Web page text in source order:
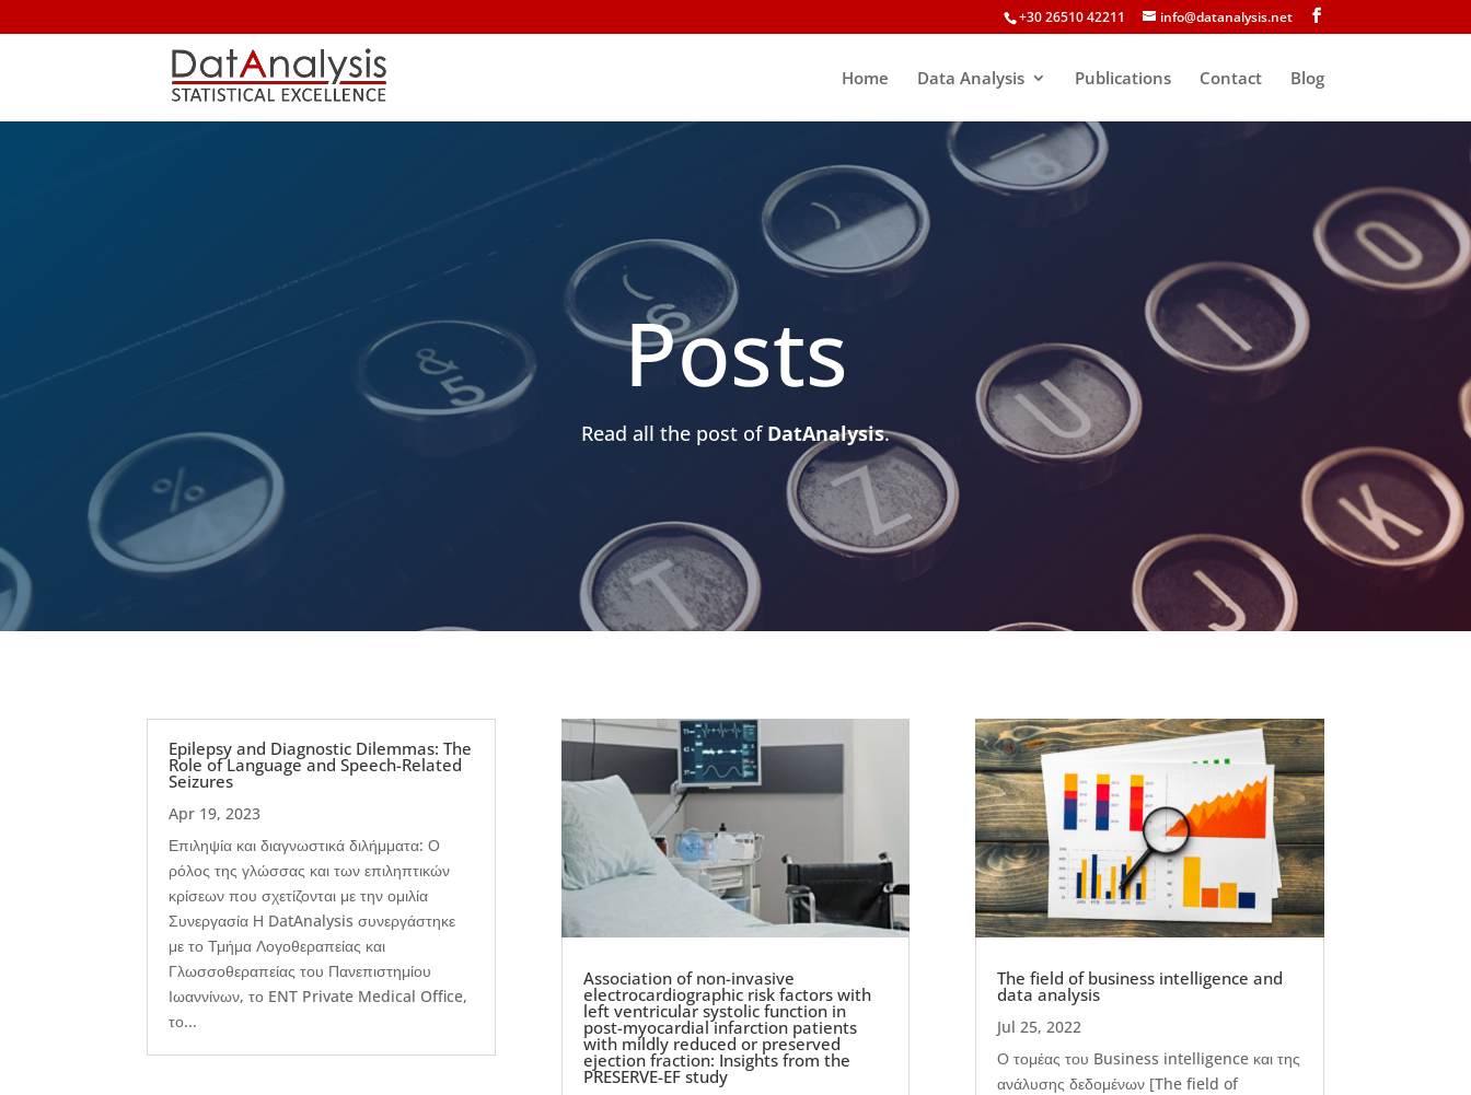
+30 26510 42211 info@datanalysis.net
Home Data Analysis Publications Contact Blog
Posts
Read all the post of DatAnalysis.
Epilepsy and Diagnostic Dilemmas: The
Role of Language and Speech-Related
Seizures
Apr 19, 2023
Επιληψία και διαγνωστικά διλήμματα: Ο
ρόλος της γλώσσας και των επιληπτικών
κρίσεων που σχετίζονται με την ομιλία
Συνεργασία Η DatAnalysis συνεργάστηκε
με το Τμήμα Λογοθεραπείας και
Γλωσσοθεραπείας του Πανεπιστημίου
Ιωαννίνων, το ENT Private Medical Office,
το...
Association of non-invasive
electrocardiographic risk factors with
left ventricular systolic function in
post-myocardial infarction patients
with mildly reduced or preserved
ejection fraction: Insights from the
PRESERVE-EF study
The field of business intelligence and
data analysis
Jul 25, 2022
Ο τομέας του Business intelligence και της
ανάλυσης δεδομένων [The field of